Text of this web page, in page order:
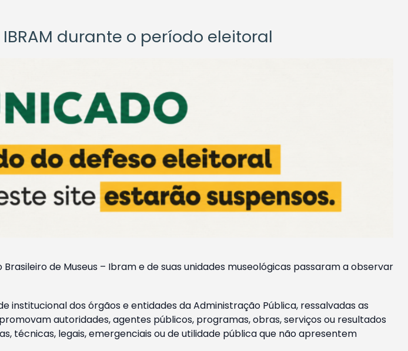
durante o período eleitoral
de Museus – Ibram e de suas unidades museológicas passaram a observar
institucional dos órgãos e entidades da Administração Pública, ressalvadas as
autoridades, agentes públicos, programas, obras, serviços ou resultados
legais, emergenciais ou de utilidade pública que não apresentem